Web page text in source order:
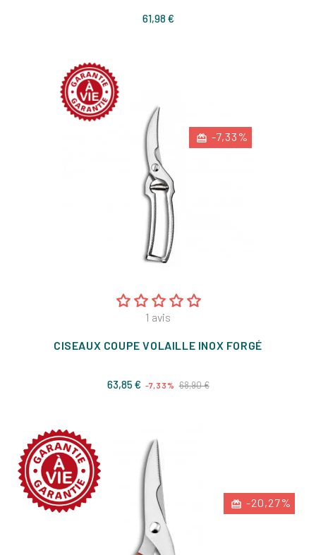
61,98 €Prix
-7,33%
1 avis
CISEAUX COUPE VOLAILLE INOX FORGÉ
63,85 € Prix
-7,33% 68,90 €Prix
-20,27%